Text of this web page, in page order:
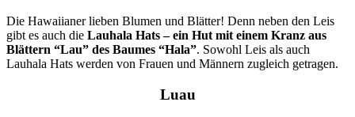
Die Hawaiianer lieben Blumen und Blätter! Denn neben den Leis
gibt es auch die Lauhala Hats – ein Hut mit einem Kranz aus
Blättern “Lau” des Baumes “Hala”. Sowohl Leis als auch
Lauhala Hats werden von Frauen und Männern zugleich getragen.
Luau